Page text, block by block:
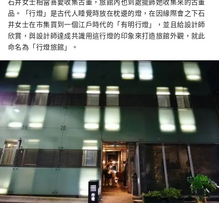
品。「行燈」是古代人睡覺時放在枕邊的燈，在因緣際會之下石
井女士在市集買到一個江戶時代的「有明行燈」，並且給設計師
欣賞，與設計師達成共識用這行燈的印象來打造旅館外觀，就此
命名為「行燈旅館」。